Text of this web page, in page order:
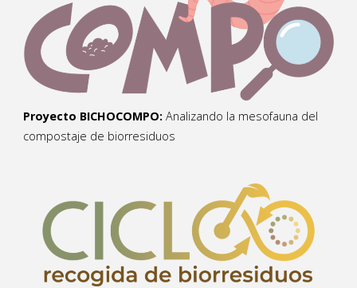
Proyecto BICHOCOMPO: Analizando la mesofauna del
compostaje de biorresiduos